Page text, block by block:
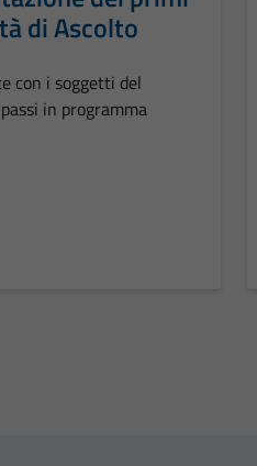
di Ascolto
con i soggetti del
in programma